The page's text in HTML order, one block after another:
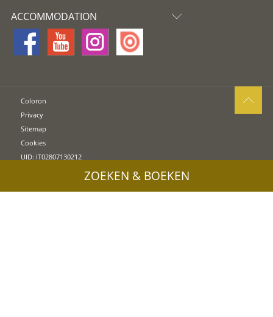
ACCOMMODATION
Coloron
Privacy
Sitemap
Cookies
UID: IT02807130212
ZOEKEN & BOEKEN